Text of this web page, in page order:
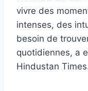
vivre des
intenses, des
besoin de
quotidiennes, a
Hindustan